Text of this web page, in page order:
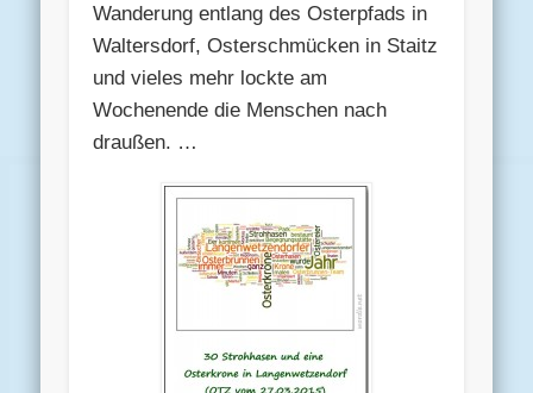
Wanderung entlang des Osterpfads in
Waltersdorf, Osterschmücken in Staitz
und vieles mehr lockte am
Wochenende die Menschen nach
draußen. …